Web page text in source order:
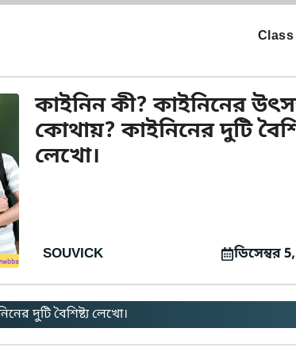
কাইনিন কী? কাইনিনের
কোথায়? কাইনিনের দুটি
লেখো।
SOUVICK ডিসেম্বর
দুটি বৈশিষ্ট্য লেখো।